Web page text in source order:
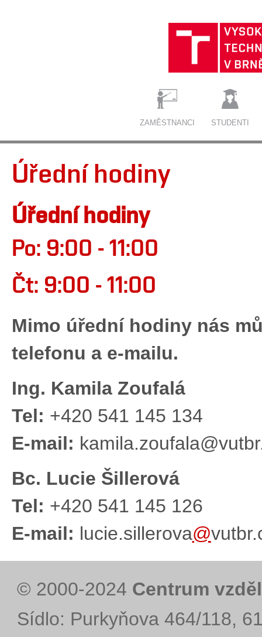
ZAMĚSTNANCI STUDENTI
Úřední hodiny
Úřední hodiny
Po: 9:00 - 11:00
Čt: 9:00 - 11:00
Mimo úřední hodiny nás
telefonu a e-mailu.
Ing. Kamila Zoufalá
Tel: +420 541 145 134
E-mail:
Bc. Lucie Šillerová
Tel: +420 541 145 126
E-mail: lucie.sillerova@
© 2000-2024 Centrum
Sídlo: Purkyňova 464/118,